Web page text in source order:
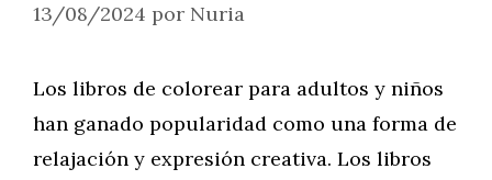
13/08/2024 por Nuria
Los libros de colorear para adultos y niños
han ganado popularidad como una forma de
relajación y expresión creativa. Los libros